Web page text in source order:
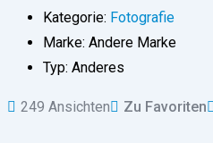
Kategorie: Fotografie
Marke: Andere Marke
Typ: Anderes
249 Ansichten Zu Favoriten